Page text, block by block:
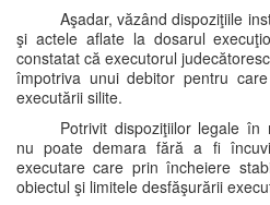
Aşadar, văzând dispoziţiile
şi actele aflate la dosarul
constatat că executorul
împotriva unui debitor pentru
executării silite.
Potrivit dispoziţiilor legale
nu poate demara fără a fi
executare care prin încheiere
obiectul şi limitele desfăşurării